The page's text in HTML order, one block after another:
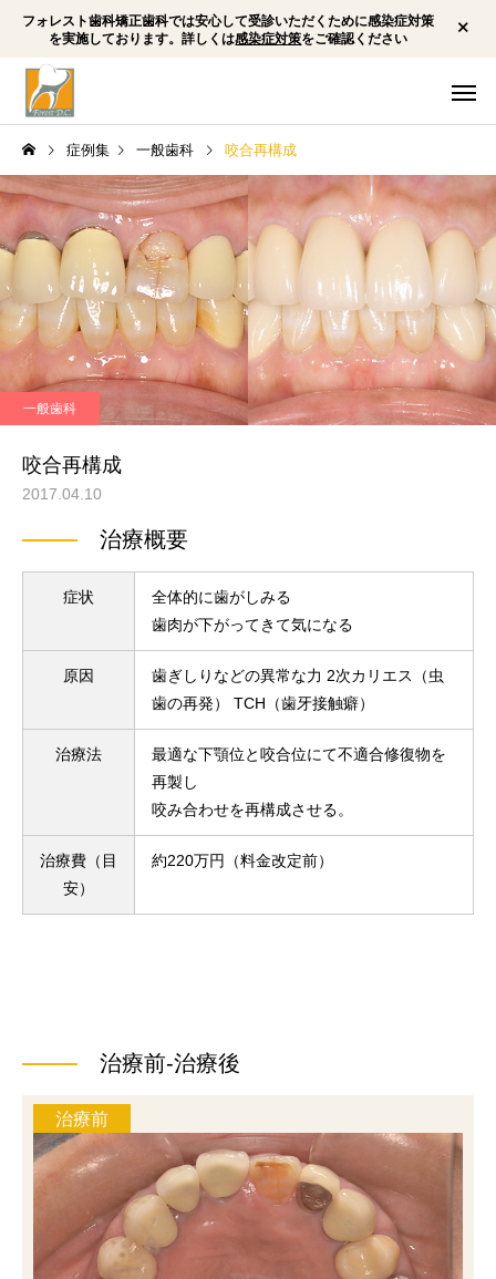
フォレスト歯科矯正歯科では安心して受診いただくために感染症対策
を実施しております。詳しくは感染症対策をご確認ください
一般・小児歯科 予防歯
矯正歯科
小児矯正 下顎劣成長 前
歯の前突感 下唇を咬む
癖 歯ぎしり 顎関節症
矯正歯科
顎変形症 外科矯正
前突（受け口/反対咬
症例集 一般歯科 咬合再構成
一般歯科
咬合再構成
2017.04.10
治療概要
症状
全体的に歯がしみる
歯肉が下がってきて気になる
原因
歯ぎしりなどの異常な力 2次カリエス（虫
歯の再発） TCH（歯牙接触癖）
治療法
最適な下顎位と咬合位にて不適合修復物を
再製し
咬み合わせを再構成させる。
治療費（目
安）
約220万円（料金改定前）
治療前-治療後